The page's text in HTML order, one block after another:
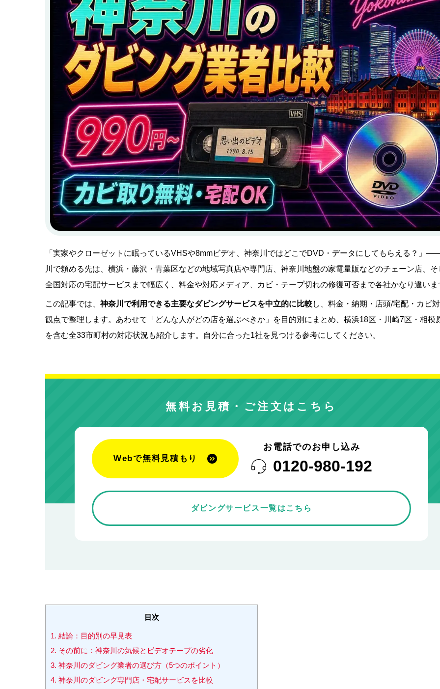
「実家やクローゼットに眠っているVHSや8mmビデオ、神奈川ではどこでDVD・データにしてもらえる？」
川で頼める先は、横浜・藤沢・青葉区などの地域写真店や専門店、神奈川地盤の家電量販などのチェーン店、そ
全国対応の宅配サービスまで幅広く、料金や対応メディア、カビ・テープ切れの修復可否まで各社かなり違いま
この記事では、神奈川で利用できる主要なダビングサービスを中立的に比較し、料金・納期・店頭/宅配・カビ
観点で整理します。あわせて「どんな人がどの店を選ぶべきか」を目的別にまとめ、横浜18区・川崎7区・相模
を含む全33市町村の対応状況も紹介します。自分に合った1社を見つける参考にしてください。
無料お見積・ご注文はこちら
Webで無料見積もり
お電話でのお申し込み
0120-980-192
ダビングサービス一覧はこちら
目次
1. 結論：目的別の早見表
2. その前に：神奈川の気候とビデオテープの劣化
3. 神奈川のダビング業者の選び方（5つのポイント）
4. 神奈川のダビング専門店・宅配サービスを比較